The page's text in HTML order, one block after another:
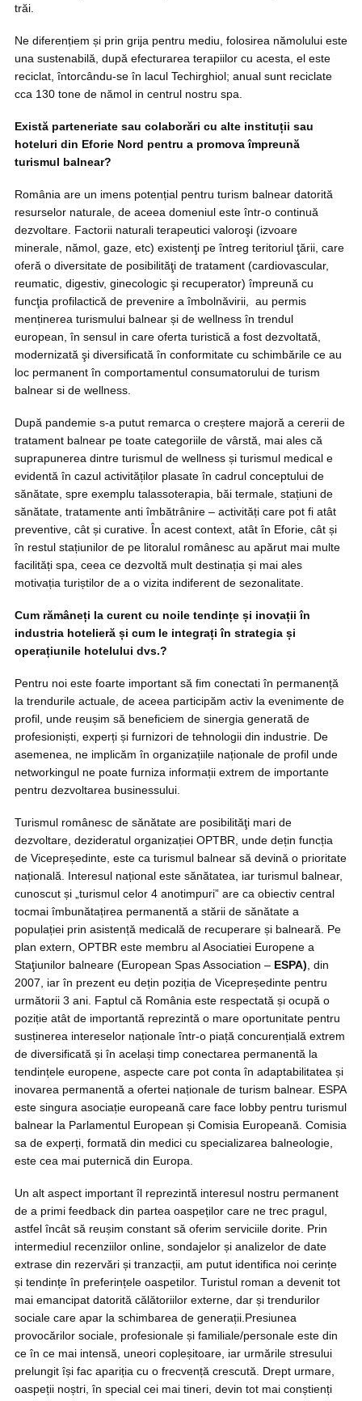
trăi.
Ne diferențiem și prin grija pentru mediu, folosirea nămolului este
una sustenabilă, după efecturarea terapiilor cu acesta, el este
reciclat, întorcându-se în lacul Techirghiol; anual sunt reciclate
cca 130 tone de nămol in centrul nostru spa.
Există parteneriate sau colaborări cu alte instituții sau
hoteluri din Eforie Nord pentru a promova împreună
turismul balnear?
România are un imens potențial pentru turism balnear datorită
resurselor naturale, de aceea domeniul este într-o continuă
dezvoltare. Factorii naturali terapeutici valoroşi (izvoare
minerale, nămol, gaze, etc) existenţi pe întreg teritoriul ţării, care
oferă o diversitate de posibilităţi de tratament (cardiovascular,
reumatic, digestiv, ginecologic şi recuperator) împreună cu
funcţia profilactică de prevenire a îmbolnăvirii, au permis
menținerea turismului balnear și de wellness în trendul
european, în sensul in care oferta turistică a fost dezvoltată,
modernizată şi diversificată în conformitate cu schimbările ce au
loc permanent în comportamentul consumatorului de turism
balnear si de wellness.
După pandemie s-a putut remarca o creștere majoră a cererii de
tratament balnear pe toate categoriile de vârstă, mai ales că
suprapunerea dintre turismul de wellness și turismul medical e
evidentă în cazul activităților plasate în cadrul conceptului de
sănătate, spre exemplu talassoterapia, băi termale, stațiuni de
sănătate, tratamente anti îmbătrânire – activități care pot fi atât
preventive, cât și curative. În acest context, atât în Eforie, cât și
în restul stațiunilor de pe litoralul românesc au apărut mai multe
facilități spa, ceea ce dezvoltă mult destinația și mai ales
motivația turiștilor de a o vizita indiferent de sezonalitate.
Cum rămâneți la curent cu noile tendințe și inovații în
industria hotelieră și cum le integrați în strategia și
operațiunile hotelului dvs.?
Pentru noi este foarte important să fim conectati în permanență
la trendurile actuale, de aceea participăm activ la evenimente de
profil, unde reușim să beneficiem de sinergia generată de
profesioniști, experți și furnizori de tehnologii din industrie. De
asemenea, ne implicăm în organizațiile naționale de profil unde
networkingul ne poate furniza informații extrem de importante
pentru dezvoltarea businessului.
Turismul românesc de sănătate are posibilităţi mari de
dezvoltare, dezideratul organizației OPTBR, unde dețin funcția
de Vicepreședinte, este ca turismul balnear să devină o prioritate
națională. Interesul național este sănătatea, iar turismul balnear,
cunoscut și „turismul celor 4 anotimpuri” are ca obiectiv central
tocmai îmbunătațirea permanentă a stării de sănătate a
populației prin asistență medicală de recuperare și balneară. Pe
plan extern, OPTBR este membru al Asociatiei Europene a
Staţiunilor balneare (European Spas Association – ESPA) , din
2007, iar în prezent eu dețin poziția de Vicepreședinte pentru
următorii 3 ani. Faptul că România este respectată și ocupă o
poziție atât de importantă reprezintă o mare oportunitate pentru
susținerea intereselor naționale într-o piață concurențială extrem
de diversificată și în același timp conectarea permanentă la
tendințele europene, aspecte care pot conta în adaptabilitatea și
inovarea permanentă a ofertei naționale de turism balnear. ESPA
este singura asociație europeană care face lobby pentru turismul
balnear la Parlamentul European și Comisia Europeană. Comisia
sa de experți, formată din medici cu specializarea balneologie,
este cea mai puternică din Europa.
Un alt aspect important îl reprezintă interesul nostru permanent
de a primi feedback din partea oaspeților care ne trec pragul,
astfel încât să reușim constant să oferim serviciile dorite. Prin
intermediul recenziilor online, sondajelor și analizelor de date
extrase din rezervări și tranzacții, am putut identifica noi cerințe
și tendințe în preferințele oaspetilor. Turistul roman a devenit tot
mai emancipat datorită călătoriilor externe, dar și trendurilor
sociale care apar la schimbarea de generații.Presiunea
provocărilor sociale, profesionale și familiale/personale este din
ce în ce mai intensă, uneori copleșitoare, iar urmările stresului
prelungit își fac apariția cu o frecvență crescută. Drept urmare,
oaspeții noștri, în special cei mai tineri, devin tot mai conștienți